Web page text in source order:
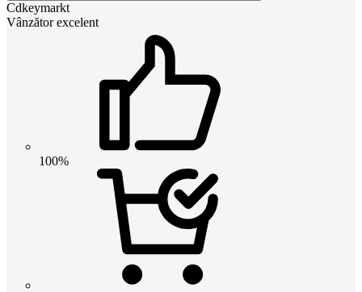
Cdkeymarkt
Vânzător excelent
100%